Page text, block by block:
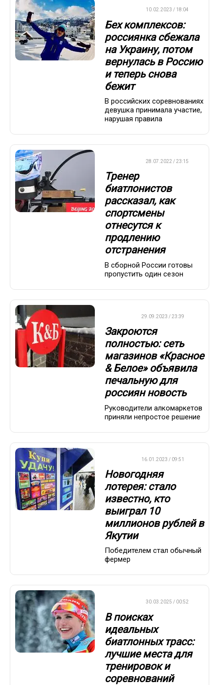
10.02.2023 / 18:04
Бех комплексов:
россиянка сбежала
на Украину, потом
вернулась в Россию
и теперь снова
бежит
В российских соревнованиях
девушка принимала участие,
нарушая правила
28.07.2022 / 23:15
Тренер
биатлонистов
рассказал, как
спортсмены
отнесутся к
продлению
отстранения
В сборной России готовы
пропустить один сезон
29.09.2023 / 23:39
Закроются
полностью: сеть
магазинов «Красное
& Белое» объявила
печальную для
россиян новость
Руководители алкомаркетов
приняли непростое решение
16.01.2023 / 09:51
Новогодняя
лотерея: стало
известно, кто
выиграл 10
миллионов рублей в
Якутии
Победителем стал обычный
фермер
30.03.2025 / 00:52
В поисках
идеальных
биатлонных трасс:
лучшие места для
тренировок и
соревнований